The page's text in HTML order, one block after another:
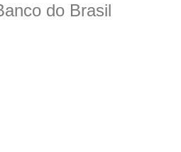
do Brasil